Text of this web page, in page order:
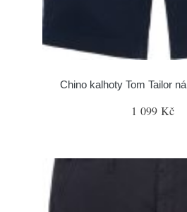
Chino kalhoty Tom Tailor
1 099 Kč